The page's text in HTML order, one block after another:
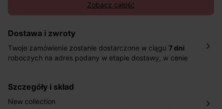
Zobacz całość
Dostawa i zwroty
Twoje zamówienie zostanie dostarczone w ciągu 7 dni
roboczych na adres podany w etapie dostawy, w cenie
pośrednictwem DHL Express.
Nowość: Zamówienia dostarczamy w ciągu 4-6 dni
szczegóły i skład
New collection